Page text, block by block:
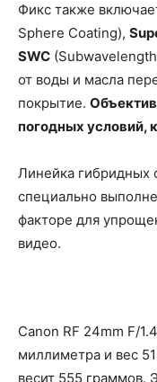
Фикс также
Sphere Coating),
SWC
от воды и масла
покрытие.
погодных условий,
Линейка гибридных
специально
факторе для
видео.
Canon RF 24mm F/
миллиметра и вес
весит 555 граммов.